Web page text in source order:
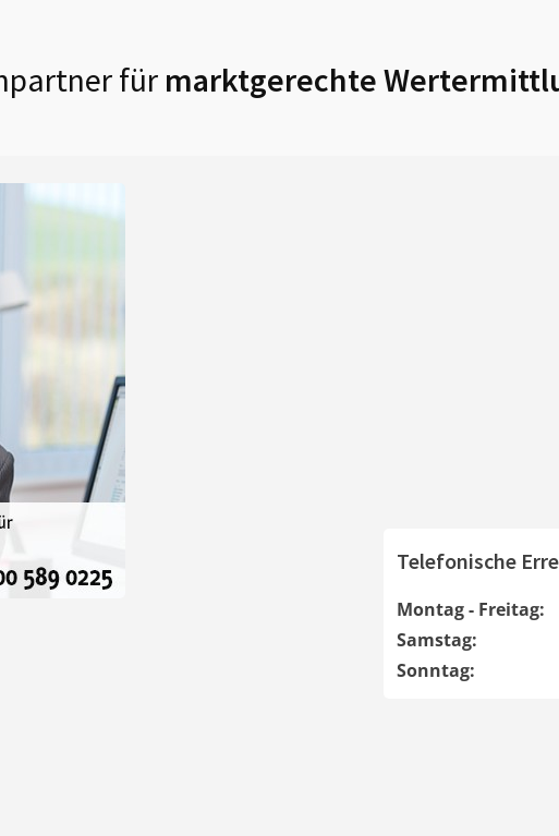
fürmarktgerechte
Telefonische
Montag - Freitag:
Samstag:
Sonntag: